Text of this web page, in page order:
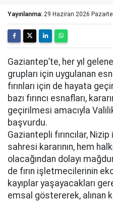
Yayınlanma: 29 Haziran 2026
Gaziantep’te, her yıl
grupları için uygulanan
fırınları için de hayata
bazı fırıncı esnafları,
geçirilmesi amacıyla
başvurdu.
Gaziantepli fırıncılar,
sahresi kararının, hem
olacağından dolayı
de fırın işletmecilerinin
kayıplar yaşayacakları
emsal göstererek, alınan